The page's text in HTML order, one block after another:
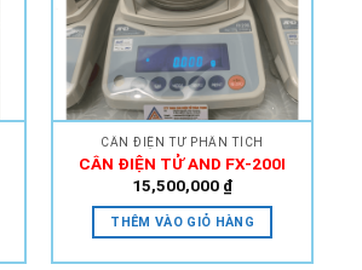
CÂN ĐIỆN TỬ PHÂN TÍCH
CÂN ĐIỆN TỬ AND FX-200I
15,500,000 ₫
THÊM VÀO GIỎ HÀNG